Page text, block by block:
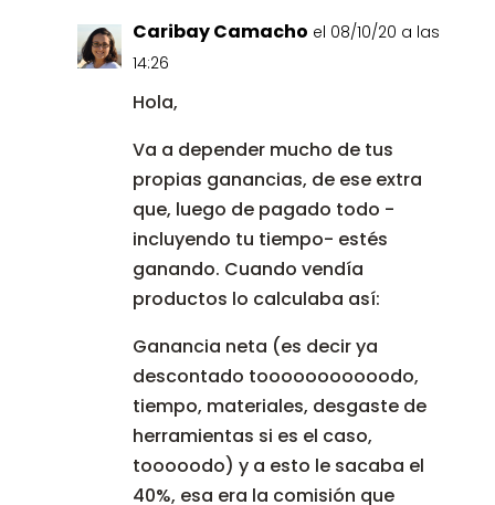
Caribay Camacho el 08/10/20 a las
14:26
Hola,
Va a depender mucho de tus
propias ganancias, de ese extra
que, luego de pagado todo -
incluyendo tu tiempo- estés
ganando. Cuando vendía
productos lo calculaba así:
Ganancia neta (es decir ya
descontado tooooooooooodo,
tiempo, materiales, desgaste de
herramientas si es el caso,
tooooodo) y a esto le sacaba el
40%, esa era la comisión que